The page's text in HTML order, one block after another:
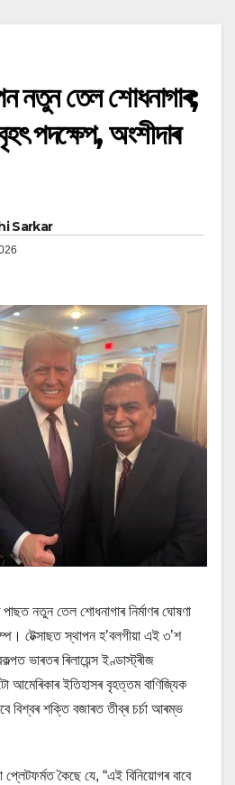
নতুন তেল শোধনাগাৰ;
পদক্ষেপ, অংশীদাৰ
Sarkar
নতুন তেল শোধনাগাৰ নিৰ্মাণৰ ঘোষণা
টেক্সাছত স্থাপন হ’বলগীয়া এই ৩’শ
ভাৰতৰ ৰিলায়েন্স ইণ্ডাস্ট্ৰীজ
আমেৰিকাৰ ইতিহাসৰ বৃহত্তম বাণিজ্যিক
বিশ্বৰ শক্তি বজাৰত তীব্ৰ চৰ্চা আৰম্ভ
প্লেটফৰ্মত কৈছে যে, “এই বিনিয়োগৰ বাবে